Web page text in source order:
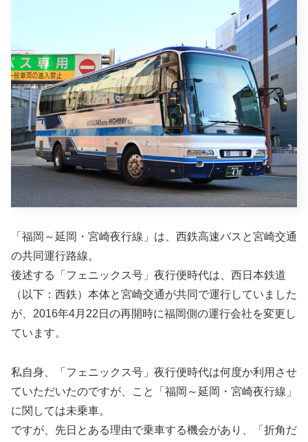
「福岡～延岡・宮崎夜行線」は、西鉄高速バスと宮崎交通
の共同運行路線。
後述する「フェニックス号」夜行便時代は、西日本鉄道
（以下：西鉄）本体と宮崎交通が共同で運行していました
が、2016年4月22日の再開時に福岡側の運行会社を変更し
ています。
私自身、「フェニックス号」夜行便時代は何度か利用させ
ていただいたのですが、こと「福岡～延岡・宮崎夜行線」
に関しては未乗車。
ですが、先日とある理由で乗車する機会があり、「折角だ